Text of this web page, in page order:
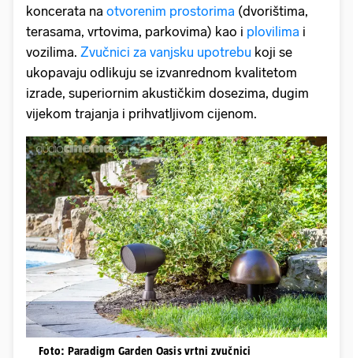
koncerata na otvorenim prostorima (dvorištima,
terasama, vrtovima, parkovima) kao i plovilima i
vozilima. Zvučnici za vanjsku upotrebu koji se
ukopavaju odlikuju se izvanrednom kvalitetom
izrade, superiornim akustičkim dosezima, dugim
vijekom trajanja i prihvatljivom cijenom.
Foto: Paradigm Garden Oasis vrtni zvučnici